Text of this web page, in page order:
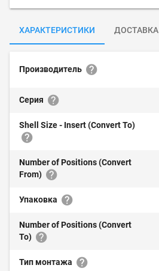
ХАРАКТЕРИСТИКИ ДОСТАВКА
Производитель
Серия
Shell Size - Insert (Convert To)
Number of Positions (Convert
From)
Упаковка
Number of Positions (Convert
To)
Тип монтажа